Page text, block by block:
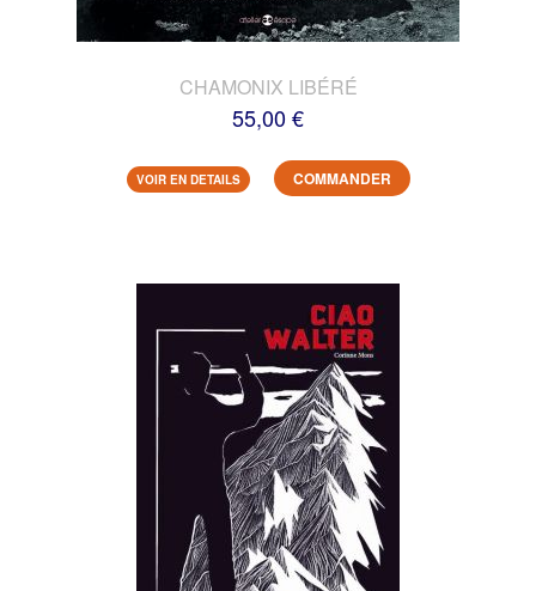
CHAMONIX LIBÉRÉ
55,00 €
VOIR EN DETAILS COMMANDER